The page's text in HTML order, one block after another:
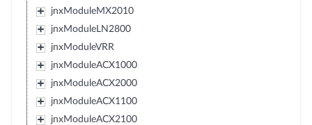
jnxModuleMX2010
jnxModuleLN2800
jnxModuleVRR
jnxModuleACX1000
jnxModuleACX2000
jnxModuleACX1100
jnxModuleACX2100